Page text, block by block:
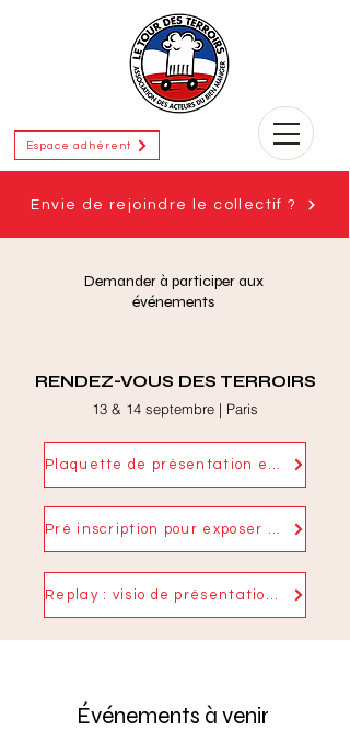
Espace adhérent
Envie de rejoindre le collectif ?
Demander à participer aux
événements
RENDEZ-VOUS DES TERROIRS
13 & 14 septembre | Paris
Plaquette de présentation exposants
Pré inscription pour exposer ses produits
Replay : visio de présentation de l'événement
Événements à venir